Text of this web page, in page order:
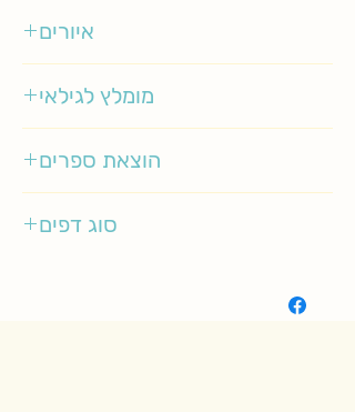
איורים
מומלץ לגילאי
הוצאת ספרים
סוג דפים